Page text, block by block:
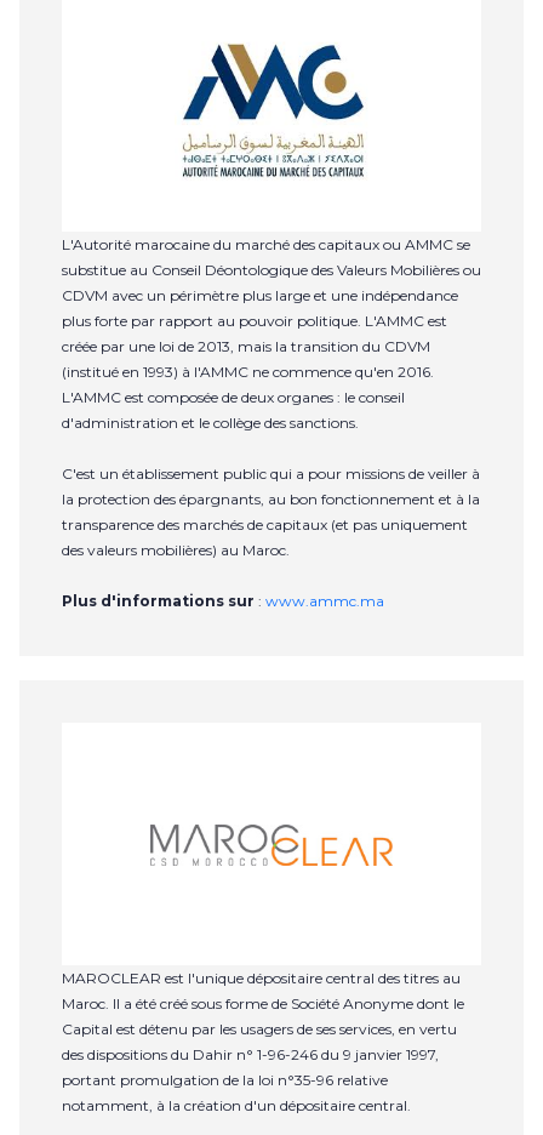
L'Autorité marocaine du marché des capitaux ou AMMC se
substitue au Conseil Déontologique des Valeurs Mobilières ou
CDVM avec un périmètre plus large et une indépendance
plus forte par rapport au pouvoir politique. L'AMMC est
créée par une loi de 2013, mais la transition du CDVM
(institué en 1993) à l'AMMC ne commence qu'en 2016.
L'AMMC est composée de deux organes : le conseil
d'administration et le collège des sanctions.
C'est un établissement public qui a pour missions de veiller à
la protection des épargnants, au bon fonctionnement et à la
transparence des marchés de capitaux (et pas uniquement
des valeurs mobilières) au Maroc.
Plus d'informations sur : www.ammc.ma
MAROCLEAR est l'unique dépositaire central des titres au
Maroc. Il a été créé sous forme de Société Anonyme dont le
Capital est détenu par les usagers de ses services, en vertu
des dispositions du Dahir n° 1-96-246 du 9 janvier 1997,
portant promulgation de la loi n°35-96 relative
notamment, à la création d'un dépositaire central.